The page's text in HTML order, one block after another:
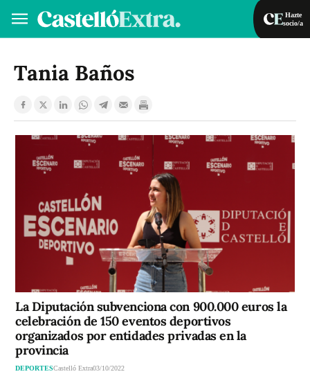
Hazte
socio/a
VA
Tania Baños
La Diputación subvenciona con 900.000 euros la
celebración de 150 eventos deportivos
organizados por entidades privadas en la
provincia
DEPORTESCastelló Extra03/10/2022